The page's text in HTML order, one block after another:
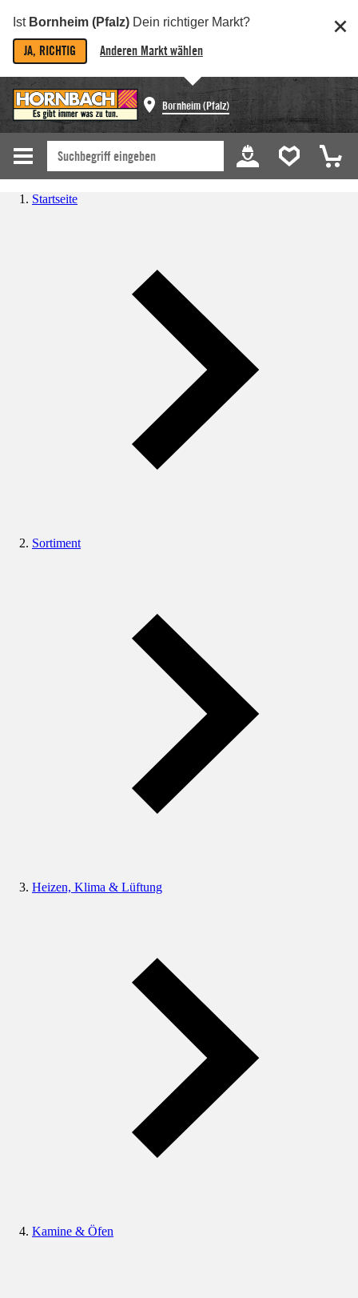
Ist Bornheim (Pfalz) Dein richtiger Markt?
JA, RICHTIG Anderen Markt wählen
Bornheim (Pfalz)
Startseite
Sortiment
Heizen, Klima & Lüftung
Kamine & Öfen